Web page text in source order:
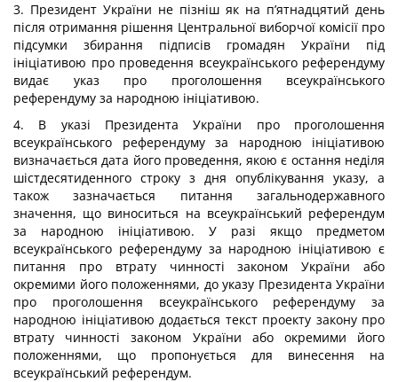
3. Президент України не пізніш як на п’ятнадцятий день
після отримання рішення Центральної виборчої комісії про
підсумки збирання підписів громадян України під
ініціативою про проведення всеукраїнського референдуму
видає указ про проголошення всеукраїнського
референдуму за народною ініціативою.
4. В указі Президента України про проголошення
всеукраїнського референдуму за народною ініціативою
визначається дата його проведення, якою є остання неділя
шістдесятиденного строку з дня опублікування указу, а
також зазначається питання загальнодержавного
значення, що виноситься на всеукраїнський референдум
за народною ініціативою. У разі якщо предметом
всеукраїнського референдуму за народною ініціативою є
питання про втрату чинності законом України або
окремими його положеннями, до указу Президента України
про проголошення всеукраїнського референдуму за
народною ініціативою додається текст проекту закону про
втрату чинності законом України або окремими його
положеннями, що пропонується для винесення на
всеукраїнський референдум.